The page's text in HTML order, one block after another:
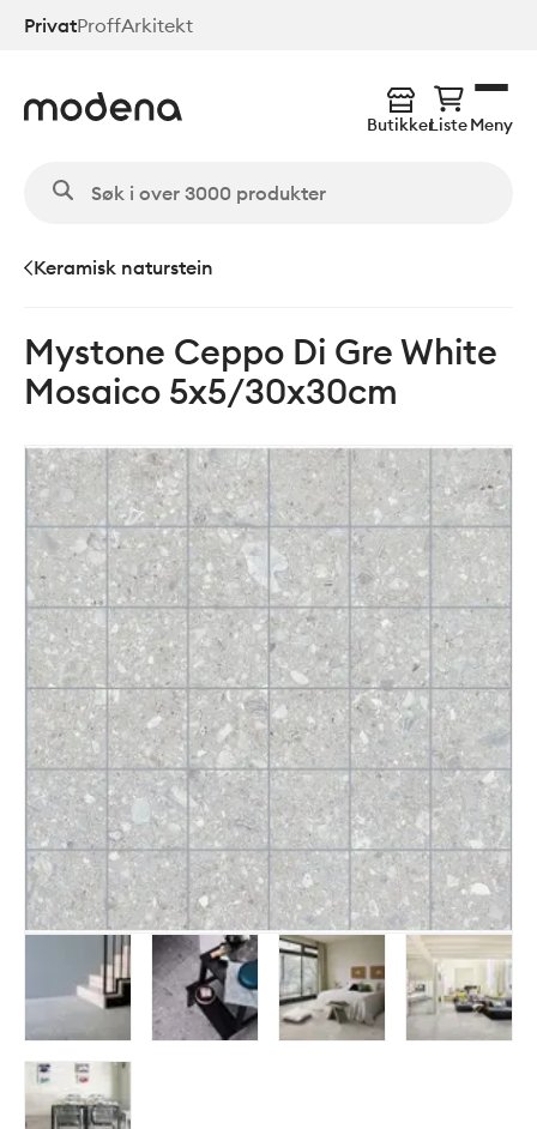
Hopp
PrivatProffArkitekt
ButikkerListeMeny
Keramisk naturstein
Mystone Ceppo Di Gre White
Mosaico 5x5/30x30cm